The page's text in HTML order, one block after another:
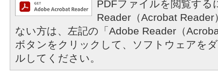
PDFファイルを閲覧する
Reader（Acrobat
ない方は、左記の「Adobe Reader（
ボタンをクリックして、ソフトウェアを
ルしてください。